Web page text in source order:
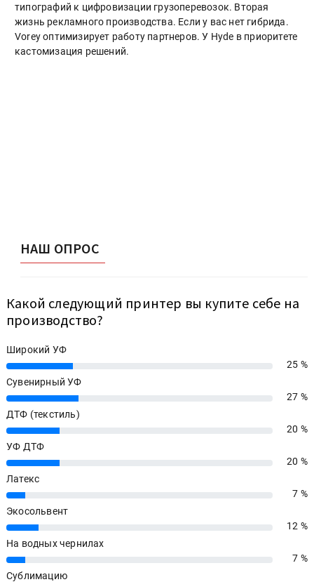
типографий к цифровизации грузоперевозок. Вторая
жизнь рекламного производства. Если у вас нет гибрида.
Vorey оптимизирует работу партнеров. У Hyde в приоритете
кастомизация решений.
НАШ ОПРОС
Какой следующий принтер вы купите себе на
производство?
Широкий УФ
25%
25 %
Сувенирный УФ
27%
27 %
ДТФ (текстиль)
20%
20 %
УФ ДТФ
20%
20 %
Латекс
7%
7 %
Экосольвент
12%
12 %
На водных чернилах
7%
7 %
Сублимацию